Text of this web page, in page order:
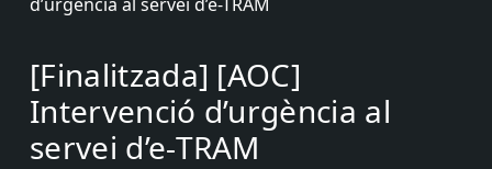
[Finalitzada] [AOC]
Intervenció d’urgència al
servei d’e-TRAM